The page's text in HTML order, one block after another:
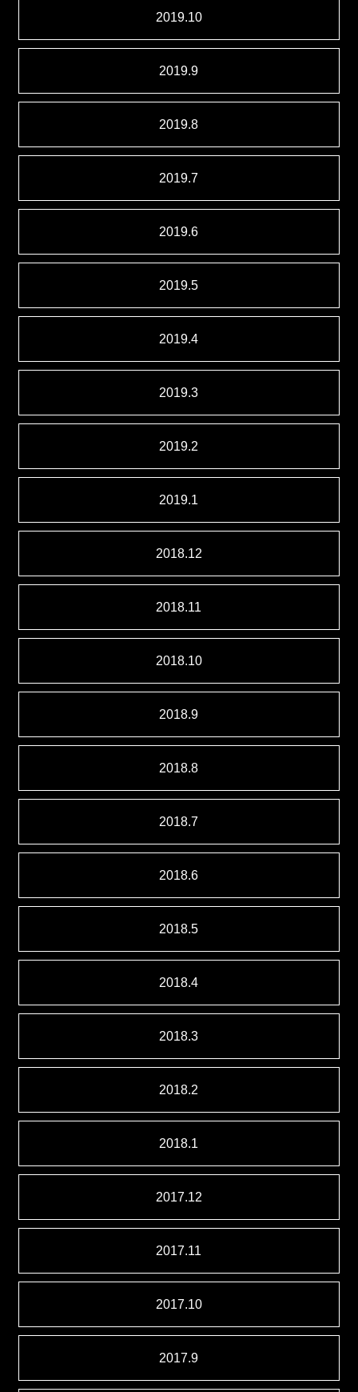
2019.10
2019.9
2019.8
2019.7
2019.6
2019.5
2019.4
2019.3
2019.2
2019.1
2018.12
2018.11
2018.10
2018.9
2018.8
2018.7
2018.6
2018.5
2018.4
2018.3
2018.2
2018.1
2017.12
2017.11
2017.10
2017.9